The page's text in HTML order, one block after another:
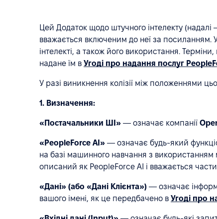
Цей Додаток щодо штучного інтелекту
вважається включеним до неї за посиланням.
інтелекті, а також його використання.
надане їм в Угоді про надання послуг
У разі виникнення колізії між положеннями
1. Визначення:
«Постачальники ШІ» — означає компанії
«PeopleForce AI» — означає будь-який
на базі машинного навчання з
описаний як PeopleForce AI і вважається
«Дані» (або «Дані Клієнта») — означає
вашого імені, як це передбачено в Угоді про